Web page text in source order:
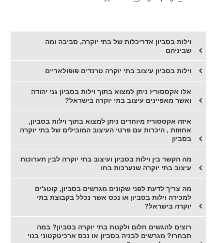
וילות בסביון אדריכלות של בתי יוקרה, סביבה ומה
שביניהם
וילות בסביון עיצוב בתי יוקרה טרנדים פופולאריים
אלו אקססוריז ניתן למצוא בתוך וילות בסביון גני יהודה
ואשר מאפיינים עיצוב בתי יוקרה בישראל?
איזה אקססוריז מיוחדים ניתן למצוא בתוך וילות בסביון,
אחוזות , היכרות עם פרטי העיצוב המובילים של בתי יוקרה
בסביון
מה הקשר בין וילות בסביון ועיצוב בתי יוקרה לבין תערוכות
עיצוב בתי יוקרה שנערכות בחו
מה צריך לדעת לפני שקונים מגרשים בסביון, קוטג'ים
למכירה וילות בסביון או נכס אשר נכלל בקבוצת בתי
יוקרה בישראל?
רוצים להגשים חלום ולקנות בתי יוקרה בסביון? במה
תבחרו? מגרשים לבניה בסביון או נכס ארכיטקטוני בנוי